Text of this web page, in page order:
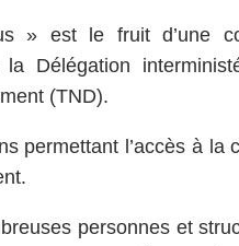
» est le fruit d’une
Délégation
(TND).
permettant l’accès à la
personnes et